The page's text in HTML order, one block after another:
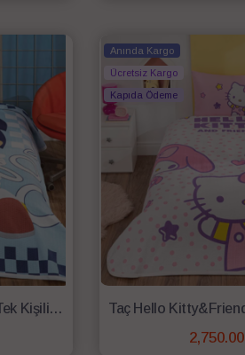
Taç Sonic Speedy Lisanslı Tek Kişilik Pike Takımı
Anında Kargo
Ücretsiz Kargo
Kapıda Ödeme
2,750.00